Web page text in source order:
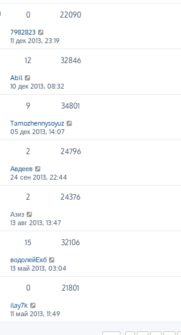
0 22090
7982823
11 дек 2013, 23:19
12 32846
Abil
10 дек 2013, 08:32
9 34801
Tamozhennysoyuz
05 дек 2013, 14:07
2 24796
Авдеев
24 сен 2013, 22:44
2 24376
Азиз
13 авг 2013, 13:47
15 32106
водолейЕкб
13 май 2013, 03:04
0 21801
ilay7k
11 май 2013, 11:49